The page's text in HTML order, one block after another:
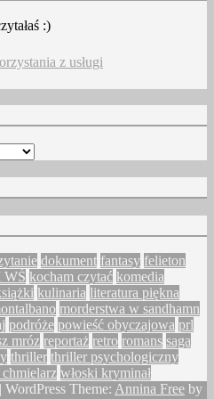
:)
z usługi
dokument fantasy felieton
WŚ kocham czytać komedia
kulinaria literatura piękna
morderstwa w sandhamn
podróże powieść obyczajowa prl
mróz reportaż retro romans saga
thriller thriller psychologiczny
włoski kryminał
| WordPress Theme: Annina Free by